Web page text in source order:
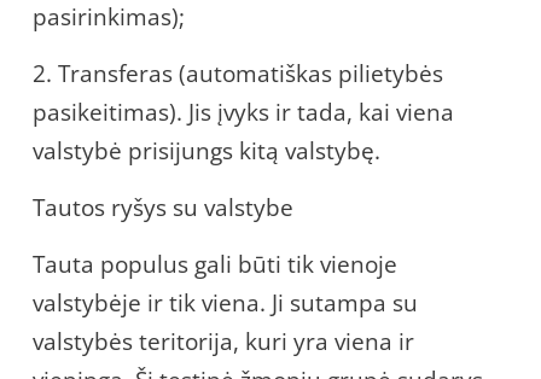
pasirinkimas);
2. Transferas (automatiškas pilietybės
pasikeitimas). Jis įvyks ir tada, kai viena
valstybė prisijungs kitą valstybę.
Tautos ryšys su valstybe
Tauta populus gali būti tik vienoje
valstybėje ir tik viena. Ji sutampa su
valstybės teritorija, kuri yra viena ir